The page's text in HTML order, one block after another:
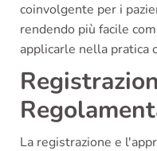
coinvolgente per i
rendendo più facile
applicarle nella pratica
La registrazione e